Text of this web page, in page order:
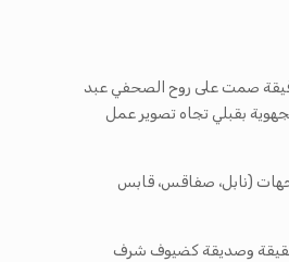
نجيب عياد بعد دقيقة صمت على روح الصحفي عبد
بقبلي تجاه تصوير عمل
عياد إن 800 فيلم تقدموا للمهرجان في 2018 اختير منهم 206 يمثلون 47 بلدا وأنه سيقع استغلال 19 قاعة سينما في تونس و4 في الجهات (نابل، صفاقس، قابس
شقيقة وصديقة كضيوف شرف